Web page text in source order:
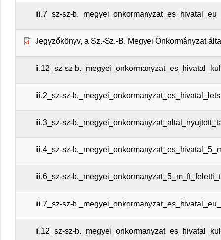
iii.7_sz-sz-
Jegyzőkönyv, a Sz.-Sz.-B. Megyei Önkormányzat
ii.12_sz-sz-
iii.2_sz-sz-
iii.3_sz-sz-
iii.4_sz-sz-
iii.6_sz-sz-
iii.7_sz-sz-
ii.12_sz-sz-